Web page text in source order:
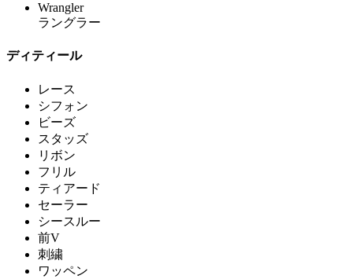
Wrangler
ラングラー
ディティール
レース
シフォン
ビーズ
スタッズ
リボン
フリル
ティアード
セーラー
シースルー
前V
刺繍
ワッペン